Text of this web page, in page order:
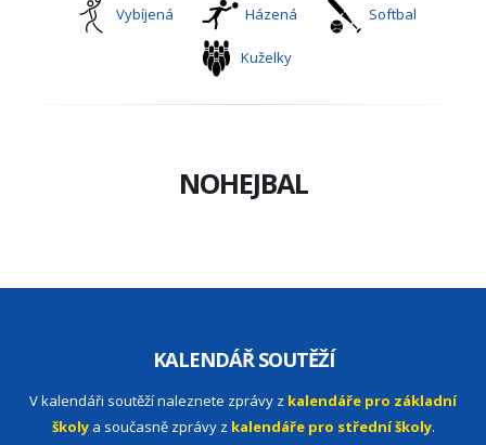
Vybíjená Házená Softbal
Kuželky
NOHEJBAL
KALENDÁŘ SOUTĚŽÍ
V kalendáři soutěží naleznete zprávy z kalendáře pro základní
školya současně zprávy z kalendáře pro střední školy.